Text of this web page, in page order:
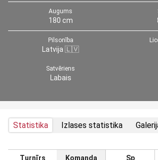
Augums
180 cm
Pilsonība
Latvija 🇱🇻
Satvēriens
Labais
Statistika Izlases statistika
Turnīrs Komanda Sp